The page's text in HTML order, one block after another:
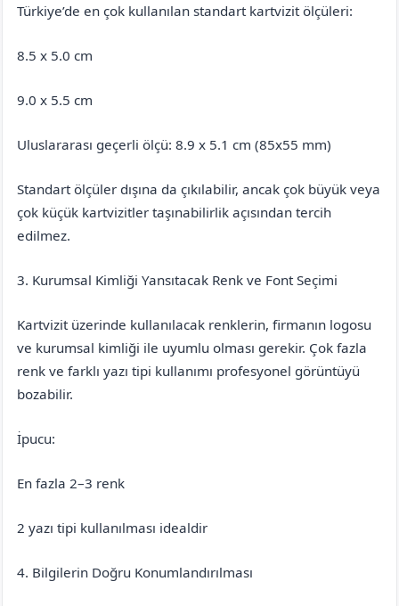
Türkiye’de en çok kullanılan standart kartvizit ölçüleri:
8.5 x 5.0 cm
9.0 x 5.5 cm
Uluslararası geçerli ölçü: 8.9 x 5.1 cm (85x55 mm)
Standart ölçüler dışına da çıkılabilir, ancak çok büyük veya
çok küçük kartvizitler taşınabilirlik açısından tercih
edilmez.
3. Kurumsal Kimliği Yansıtacak Renk ve Font Seçimi
Kartvizit üzerinde kullanılacak renklerin, firmanın logosu
ve kurumsal kimliği ile uyumlu olması gerekir. Çok fazla
renk ve farklı yazı tipi kullanımı profesyonel görüntüyü
bozabilir.
İpucu:
En fazla 2–3 renk
2 yazı tipi kullanılması idealdir
4. Bilgilerin Doğru Konumlandırılması